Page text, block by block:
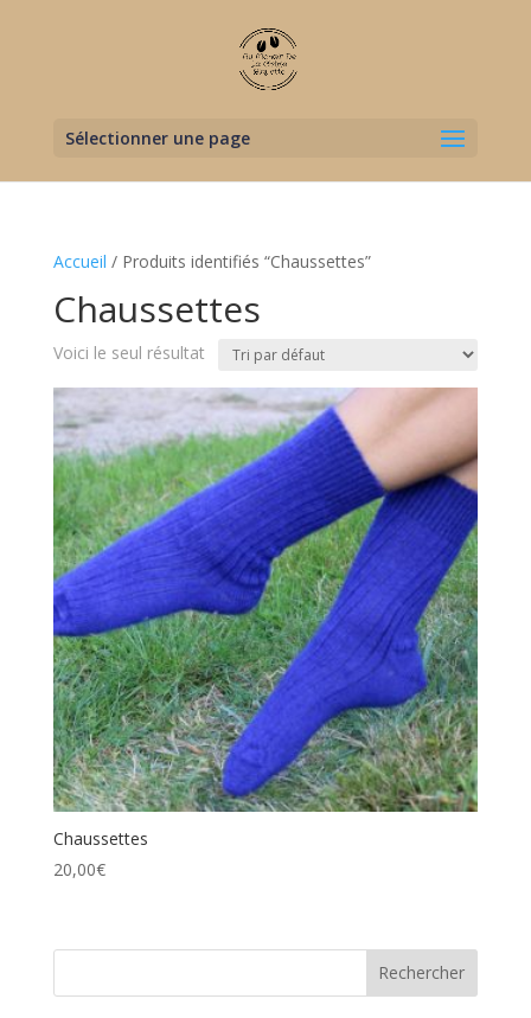
Sélectionner une page
Accueil / Produits identifiés “Chaussettes”
Chaussettes
Voici le seul résultat
Chaussettes
20,00€